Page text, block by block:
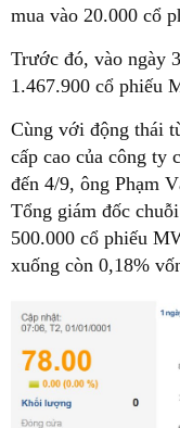
mua vào 20.000 cổ
Trước đó, vào ngày
1.467.900 cổ phiếu
Cùng với động thái
cấp cao của công ty
đến 4/9, ông Phạm
Tổng giám đốc
500.000 cổ phiếu
xuống còn 0,18%